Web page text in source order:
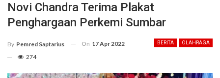
Novi Chandra Terima Plakat
Penghargaan Perkemi Sumbar
BERITA OLAHRAGA
By Pemred Saptarius On 17 Apr 2022
274